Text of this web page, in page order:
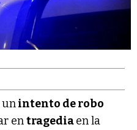
unintento de robo
entragediaen la